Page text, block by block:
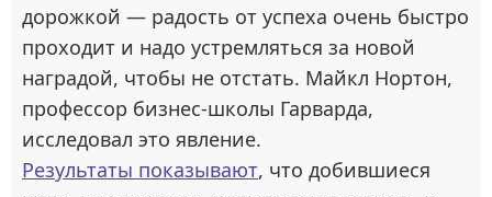
дорожкой — радость от успеха очень быстро
проходит и надо устремляться за новой
наградой, чтобы не отстать. Майкл Нортон,
профессор бизнес-школы Гарварда,
исследовал это явление.
Результаты показывают, что добившиеся